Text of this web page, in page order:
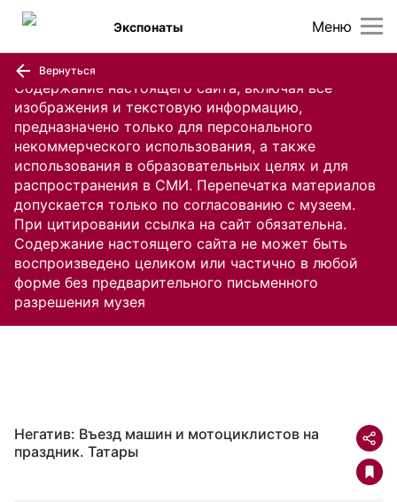
Содержание настоящего сайта, включая все
изображения и текстовую информацию,
предназначено только для персонального
некоммерческого использования, а также
использования в образовательных целях и для
распространения в СМИ. Перепечатка материалов
допускается только по согласованию с музеем.
При цитировании ссылка на сайт обязательна.
Содержание настоящего сайта не может быть
воспроизведено целиком или частично в любой
форме без предварительного письменного
разрешения музея
Меню
Экспонаты
Вернуться
Негатив: Въезд машин и мотоциклистов на
праздник. Татары